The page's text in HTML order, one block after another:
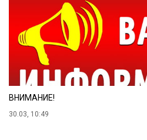
ВНИМАНИЕ!
30.03, 10:49